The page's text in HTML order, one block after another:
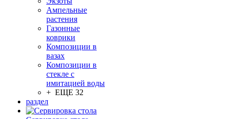
Ампельные
растения
Газонные
коврики
Композиции в
вазах
Композиции в
стекле с
имитацией воды
+ ЕЩЕ 32
раздел